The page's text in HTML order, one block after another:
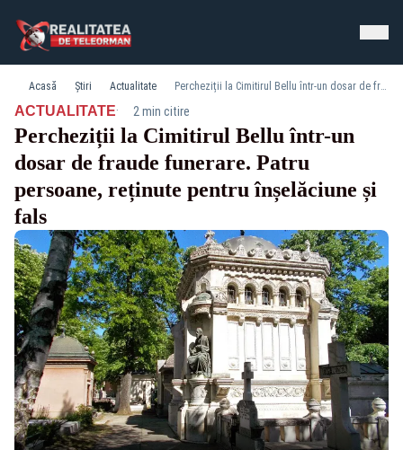
Acasă Știri Actualitate Percheziții la Cimitirul Bellu într-un dosar de fraude funerare. Patru persoane, reținute pentru înșelăciune și fals
ACTUALITATE· 2 min citire
Percheziții la Cimitirul Bellu într-un
dosar de fraude funerare. Patru
persoane, reținute pentru înșelăciune și
fals